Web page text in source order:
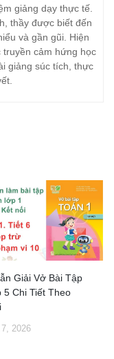
giảng dạy thực tế.
thầy được biết đến
và gần gũi. Hiện
truyền cảm hứng học
giảng súc tích, thực
Giải Vở Bài Tập
5 Chi Tiết Theo
2026